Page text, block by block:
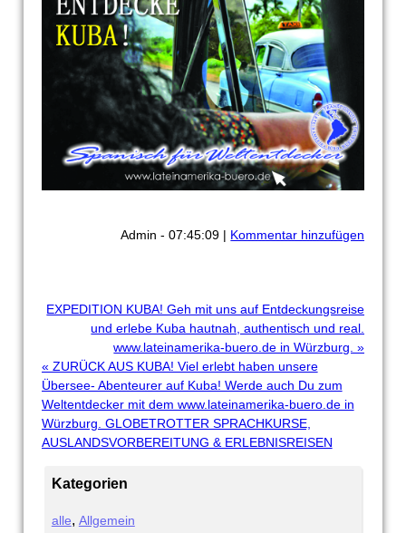
Admin - 07:45:09 | Kommentar hinzufügen
EXPEDITION KUBA! Geh mit uns auf Entdeckungsreise
und erlebe Kuba hautnah, authentisch und real.
www.lateinamerika-buero.de in Würzburg. »
« ZURÜCK AUS KUBA! Viel erlebt haben unsere
Übersee- Abenteurer auf Kuba! Werde auch Du zum
Weltentdecker mit dem www.lateinamerika-buero.de in
Würzburg. GLOBETROTTER SPRACHKURSE,
AUSLANDSVORBEREITUNG & ERLEBNISREISEN
Kategorien
alle Allgemein